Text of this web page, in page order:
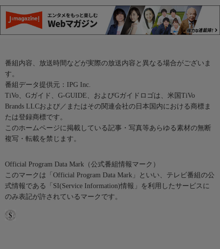
番組内容、放送時間などが実際の放送内容と異なる場合がございま
す。
番組データ提供元：IPG Inc.
TiVo、Gガイド、G-GUIDE、およびGガイドロゴは、米国TiVo
Brands LLCおよび／またはその関連会社の日本国内における商標ま
たは登録商標です。
このホームページに掲載している記事・写真等あらゆる素材の無断
複写・転載を禁じます。
Official Program Data Mark（公式番組情報マーク）
このマークは「Official Program Data Mark」といい、テレビ番組の公
式情報である「SI(Service Information)情報」を利用したサービスに
のみ表記が許されているマークです。